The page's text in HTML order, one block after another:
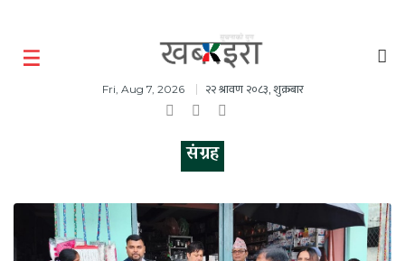
Fri, Aug 7, 2026 २२ श्रावण २०८३, शुक्रबार
संग्रह